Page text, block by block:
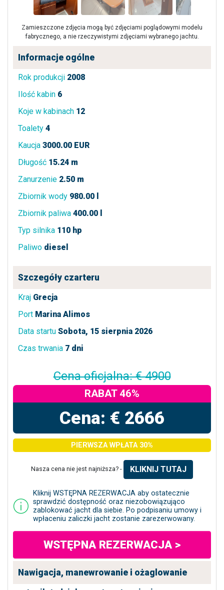
Zamieszczone zdjęcia mogą być zdjęciami poglądowymi modelu
fabrycznego, a nie rzeczywistymi zdjęciami wybranego jachtu.
Informacje ogólne
Rok produkcji 2008
Ilość kabin 6
Koje w kabinach 12
Toalety 4
Kaucja 3000.00 EUR
Długość 15.24 m
Zanurzenie 2.50 m
Zbiornik wody 980.00 l
Zbiornik paliwa 400.00 l
Typ silnika 110 hp
Paliwo diesel
Szczegóły czarteru
Kraj Grecja
Port Marina Alimos
Data startu Sobota, 15 sierpnia 2026
Czas trwania 7 dni
Cena oficjalna: € 4900
RABAT 46%
Cena: € 2666
PIERWSZA WPŁATA 30%
Nasza cena nie jest najniższa? - KLIKNIJ TUTAJ
Kliknij WSTĘPNA REZERWACJA aby ostatecznie
sprawdzić dostępność oraz niezobowiązująco
zablokować jacht dla siebie. Po podpisaniu umowy i
wpłaceniu zaliczki jacht zostanie zarezerwowany.
WSTĘPNA REZERWACJA >
Nawigacja, manewrowanie i ożaglowanie